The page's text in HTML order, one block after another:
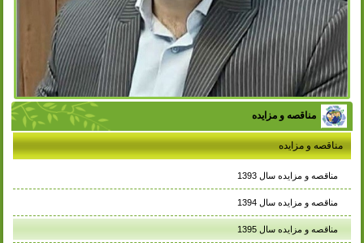
مناقصه و مزایده
مناقصه و مزایده
مناقصه و مزایده سال 1393
مناقصه و مزایده سال 1394
مناقصه و مزایده سال 1395